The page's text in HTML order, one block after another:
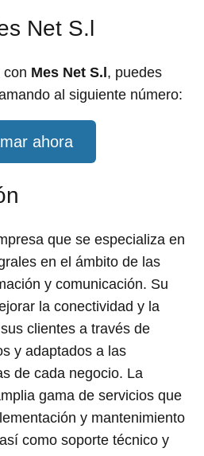
Net S.l
con Mes Net S.l , puedes
al siguiente número:
ahora
que se especializa en
en el ámbito de las
y comunicación. Su
la conectividad y la
clientes a través de
y adaptados a las
de cada negocio. La
gama de servicios que
y mantenimiento
como soporte técnico y